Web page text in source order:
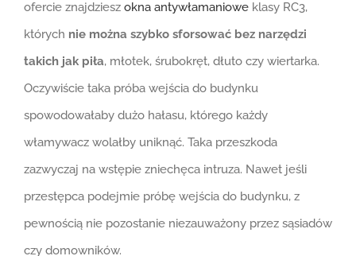
ofercie znajdziesz okna antywłamanioweklasy RC3,
których nie można szybko sforsować bez narzędzi
takich jak piła, młotek, śrubokręt, dłuto czy wiertarka.
Oczywiście taka próba wejścia do budynku
spowodowałaby dużo hałasu, którego każdy
włamywacz wolałby uniknąć. Taka przeszkoda
zazwyczaj na wstępie zniechęca intruza. Nawet jeśli
przestępca podejmie próbę wejścia do budynku, z
pewnością nie pozostanie niezauważony przez sąsiadów
czy domowników.